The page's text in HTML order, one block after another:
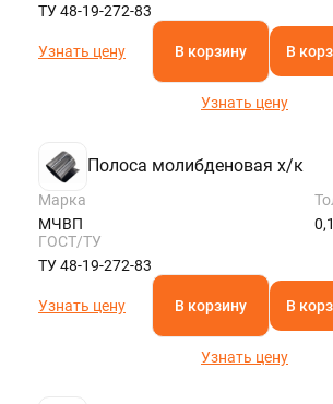
ТУ 48-19-272-83
Узнать цену В корзину В
Узнать цену
Полоса молибденовая х/к
Марка
МЧВП
ГОСТ/ТУ
ТУ 48-19-272-83
Узнать цену В корзину В
Узнать цену